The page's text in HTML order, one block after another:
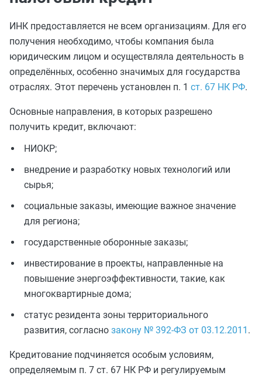
ИНК предоставляется не всем организациям. Для его
получения необходимо, чтобы компания была
юридическим лицом и осуществляла деятельность в
определённых, особенно значимых для государства
отраслях. Этот перечень установлен п. 1 ст. 67 НК РФ.
Основные направления, в которых разрешено
получить кредит, включают:
НИОКР;
внедрение и разработку новых технологий или
сырья;
социальные заказы, имеющие важное значение
для региона;
государственные оборонные заказы;
инвестирование в проекты, направленные на
повышение энергоэффективности, такие, как
многоквартирные дома;
статус резидента зоны территориального
развития, согласно закону № 392-ФЗ от 03.12.2011 .
Кредитование подчиняется особым условиям,
определяемым п. 7 ст. 67 НК РФ и регулируемым